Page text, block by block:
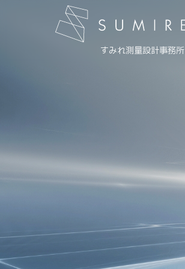
すみれ測量設計事務所